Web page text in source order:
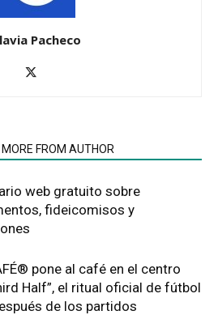
Pacheco
MORE FROM AUTHOR
web gratuito sobre
fideicomisos y
pone al café en el centro
Half”, el ritual oficial de fútbol
de los partidos